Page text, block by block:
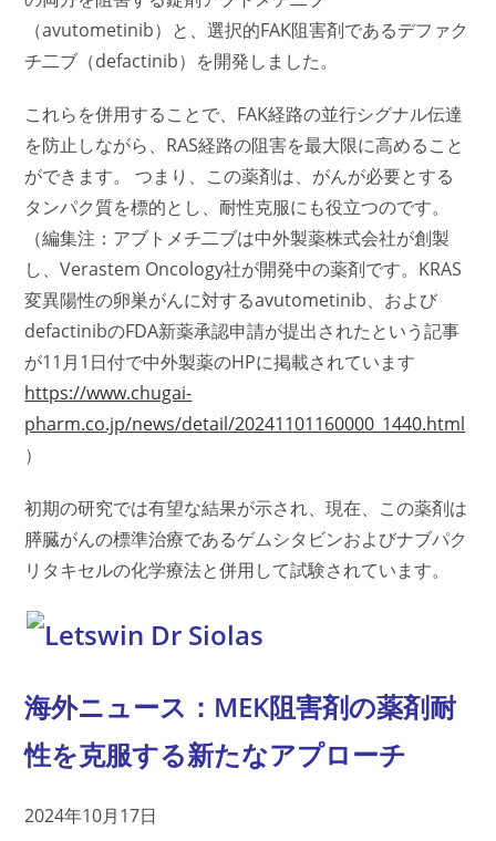
（avutometinib）と、選択的FAK阻害剤であるデファク
チ二ブ（defactinib）を開発しました。
これらを併用することで、FAK経路の並行シグナル伝達
を防止しながら、RAS経路の阻害を最大限に高めること
ができます。 つまり、この薬剤は、がんが必要とする
タンパク質を標的とし、耐性克服にも役立つのです。
（編集注：アブトメチ二ブは中外製薬株式会社が創製
し、Verastem Oncology社が開発中の薬剤です。KRAS
変異陽性の卵巣がんに対するavutometinib、および
defactinibのFDA新薬承認申請が提出されたという記事
が11月1日付で中外製薬のHPに掲載されています
https://www.chugai-
pharm.co.jp/news/detail/20241101160000_1440.html
）
初期の研究では有望な結果が示され、現在、この薬剤は
膵臓がんの標準治療であるゲムシタビンおよびナブパク
リタキセルの化学療法と併用して試験されています。
海外ニュース：MEK阻害剤の薬剤耐
性を克服する新たなアプローチ
2024年10月17日